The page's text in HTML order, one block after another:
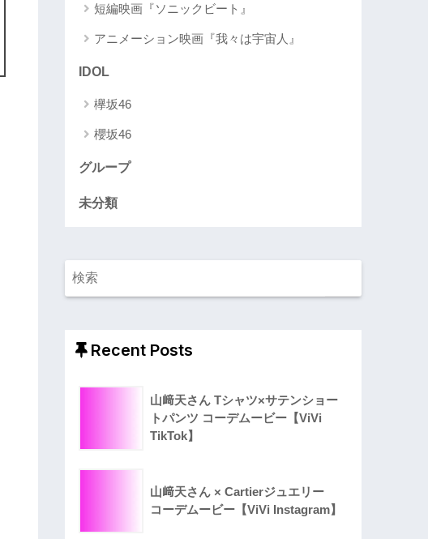
短編映画『ソニックビート』
アニメーション映画『我々は宇宙人』
IDOL
欅坂46
櫻坂46
グループ
未分類
Recent Posts
山﨑天さん Tシャツ×サテンショー
トパンツ コーデムービー【ViVi
TikTok】
山﨑天さん × Cartierジュエリー
コーデムービー【ViVi Instagram】